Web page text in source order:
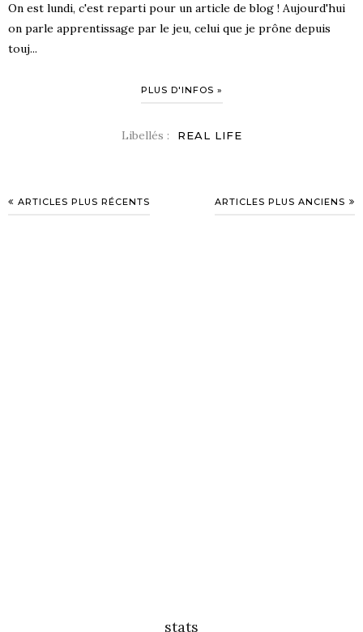
On est lundi, c'est reparti pour un article de blog ! Aujourd'hui
on parle apprentissage par le jeu, celui que je prône depuis
touj...
PLUS D'INFOS »
Libellés : REAL LIFE
ARTICLES PLUS RÉCENTS ARTICLES PLUS ANCIENS
stats